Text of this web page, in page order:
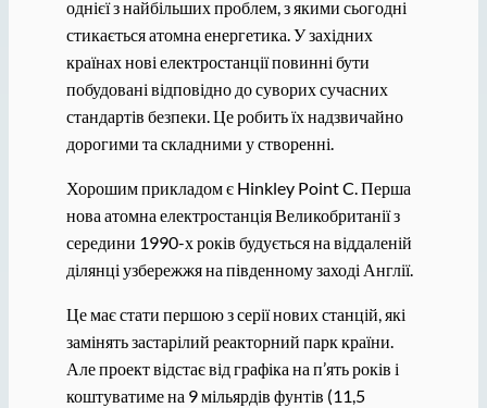
однієї з найбільших проблем, з якими сьогодні
стикається атомна енергетика. У західних
країнах нові електростанції повинні бути
побудовані відповідно до суворих сучасних
стандартів безпеки. Це робить їх надзвичайно
дорогими та складними у створенні.
Хорошим прикладом є Hinkley Point C. Перша
нова атомна електростанція Великобританії з
середини 1990-х років будується на віддаленій
ділянці узбережжя на південному заході Англії.
Це має стати першою з серії нових станцій, які
замінять застарілий реакторний парк країни.
Але проект відстає від графіка на п’ять років і
коштуватиме на 9 мільярдів фунтів (11,5